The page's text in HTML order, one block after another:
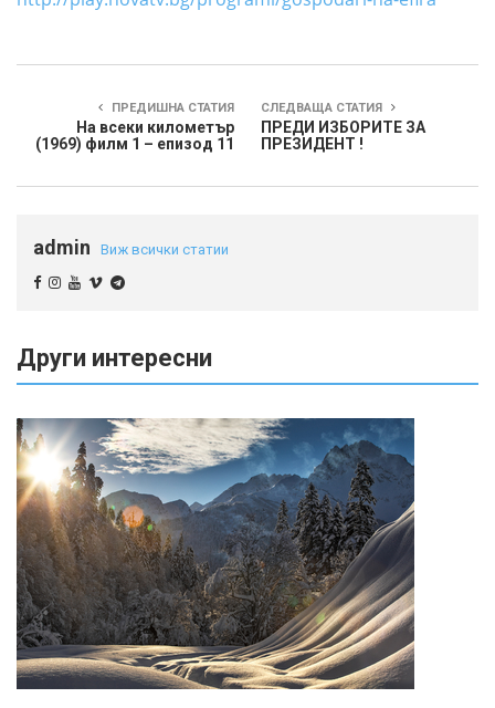
ПРЕДИШНА СТАТИЯ
На всеки километър
(1969) филм 1 – епизод 11
СЛЕДВАЩА СТАТИЯ
ПРЕДИ ИЗБОРИТЕ ЗА
ПРЕЗИДЕНТ !
admin Виж всички статии
Други интересни